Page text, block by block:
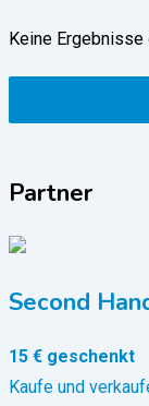
Keine
Partner
Second
15 € geschenkt
Kaufe und